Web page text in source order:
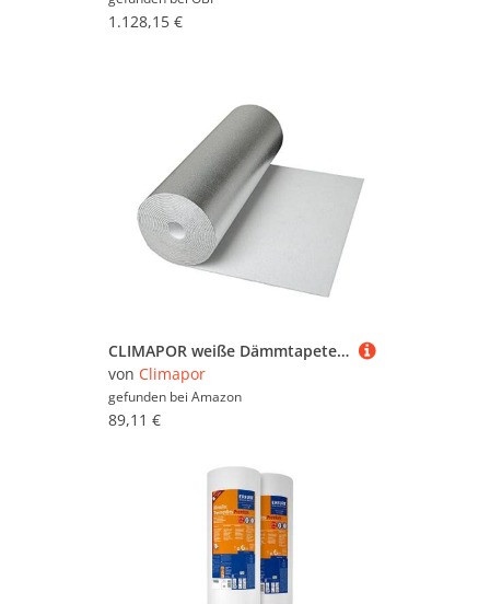
1.128,15 €
CLIMAPOR weiße Dämmtapete alukaschiert, 5 x 0,5 m x 4 mm, 8 Rollen (= 20 qm), EPS - Innenraum-Dämmung - Isoliertapete
von Climapor
gefunden bei Amazon
89,11 €